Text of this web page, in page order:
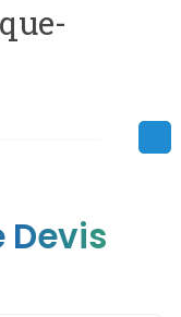
Devis